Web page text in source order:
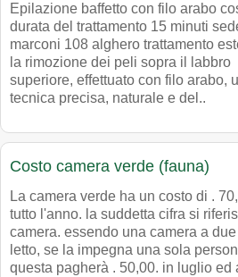
Epilazione baffetto con filo arabo
durata del trattamento 15 minuti
marconi 108 alghero trattamento
la rimozione dei peli sopra il labbro
superiore, effettuato con filo arabo,
tecnica precisa, naturale e del..
Costo camera verde (fauna)
La camera verde ha un costo di .
tutto l'anno. la suddetta cifra si
camera. essendo una camera a
letto, se la impegna una sola
questa pagherà . 50,00. in luglio ed